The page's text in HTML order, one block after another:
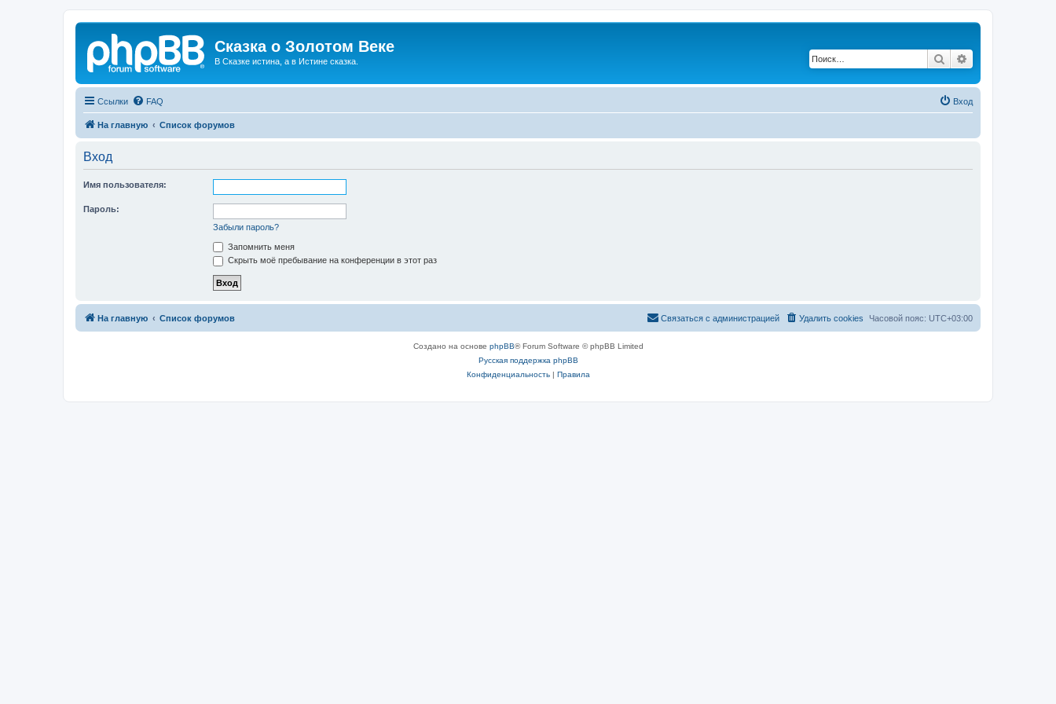
Сказка о Золотом Веке
В Сказке истина, а в Истине сказка. Поиск
Ссылки FAQ Вход
На главную Список форумов
Вход
Имя пользователя:
Пароль:
Забыли пароль?
Запомнить меня
Скрыть моё пребывание на конференции в этот раз
На главную Список форумов Часовой пояс: UTC+03:00
Удалить cookies
Связаться с администрацией
Создано на основе phpBB® Forum Software © phpBB Limited
Русская поддержка phpBB
Конфиденциальность| Правила